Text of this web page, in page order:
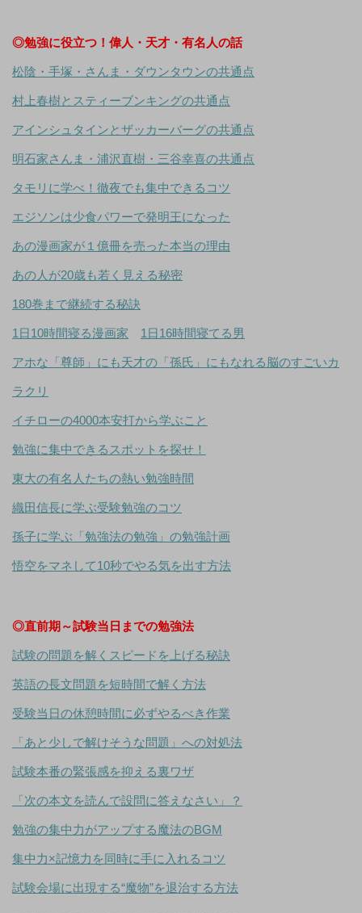
◎勉強に役立つ！偉人・天才・有名人の話
松陰・手塚・さんま・ダウンタウンの共通点
村上春樹とスティーブンキングの共通点
アインシュタインとザッカーバーグの共通点
明石家さんま・浦沢直樹・三谷幸喜の共通点
タモリに学べ！徹夜でも集中できるコツ
エジソンは少食パワーで発明王になった
あの漫画家が１億冊を売った本当の理由
あの人が20歳も若く見える秘密
180巻まで継続する秘訣
1日10時間寝る漫画家 1日16時間寝てる男
アホな「尊師」にも天才の「孫氏」にもなれる脳のすごいカ
ラクリ
イチローの4000本安打から学ぶこと
勉強に集中できるスポットを探せ！
東大の有名人たちの熱い勉強時間
織田信長に学ぶ受験勉強のコツ
孫子に学ぶ「勉強法の勉強」の勉強計画
悟空をマネして10秒でやる気を出す方法
◎直前期～試験当日までの勉強法
試験の問題を解くスピードを上げる秘訣
英語の長文問題を短時間で解く方法
受験当日の休憩時間に必ずやるべき作業
「あと少しで解けそうな問題」への対処法
試験本番の緊張感を抑える裏ワザ
「次の本文を読んで設問に答えなさい」？
勉強の集中力がアップする魔法のBGM
集中力×記憶力を同時に手に入れるコツ
試験会場に出現する“魔物”を退治する方法